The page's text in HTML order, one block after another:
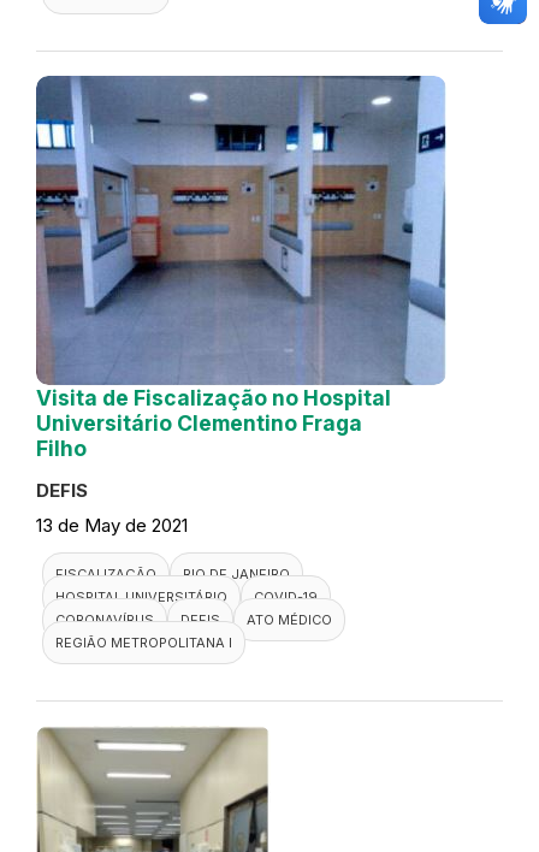
Visita de Fiscalização no Hospital
Universitário Clementino Fraga
Filho
DEFIS
13 de May de 2021
FISCALIZAÇÃO
RIO DE JANEIRO
HOSPITAL UNIVERSITÁRIO
COVID-19
CORONAVÍRUS
DEFIS
ATO MÉDICO
REGIÃO METROPOLITANA I